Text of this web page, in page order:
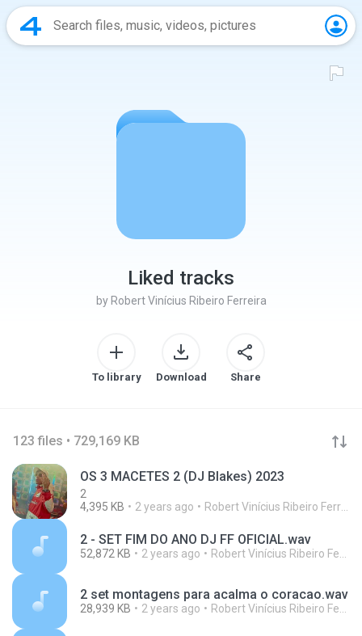
Liked tracks
by Robert Vinícius Ribeiro Ferreira
To library Download Share
123 files • 729,169 KB
OS 3 MACETES 2 (DJ Blakes) 2023
2
4,395 KB
2 years ago Robert Vinícius Ribeiro Ferreira
2 - SET FIM DO ANO DJ FF OFICIAL.wav
52,872 KB 2 years ago Robert Vinícius Ribeiro Ferreira
2 set montagens para acalma o coracao.wav
28,939 KB 2 years ago Robert Vinícius Ribeiro Ferreira